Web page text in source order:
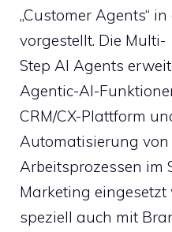
„Customer Agents“
vorgestellt. Die Multi-
Step AI Agents
Agentic-AI-
CRM/CX-Plattform
Automatisierung von
Arbeitsprozessen im
Marketing eingesetzt
speziell auch mit